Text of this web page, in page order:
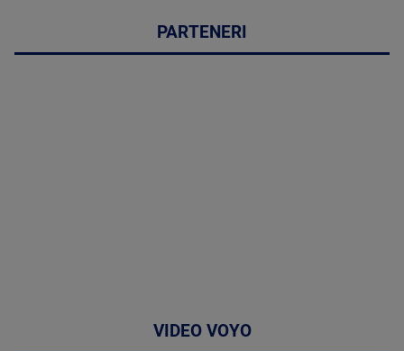
PARTENERI
VIDEO VOYO